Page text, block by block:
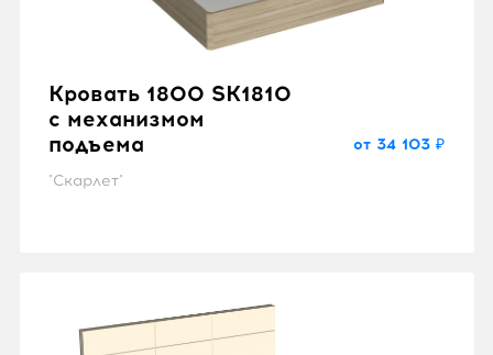
Кровать 1800 SK1810
с механизмом
подъема
"Скарлет"
от 34 103 ₽